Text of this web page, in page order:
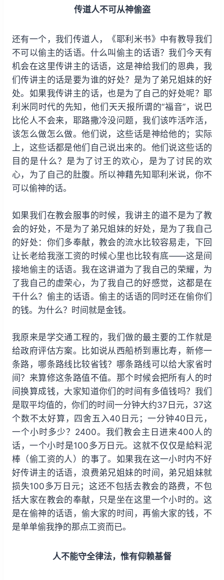
传道人不可从神偷盗
还有一个，我们传道人，《耶利米书》中有教导我们
不可以偷主的话语。什么叫偷主的话语？我们今天有
机会在这里传讲主的话语，这是神给我们的恩典，我
们传讲主的话是要为谁的好处？是为了弟兄姐妹的好
处。如果我传讲主的话，也是为了自己的好处呢？耶
利米同时代的先知，他们天天报所谓的“福音”，说巴
比伦人不会来，耶路撒冷没问题，我们该咋活咋活，
该怎么做怎么做。他们说，这些话是神给他的；实际
上，这些话都是他们自己说出来的。他们说这些话的
目的是什么？是为了讨王的欢心，是为了讨民的欢
心，为了自己的肚腹。所以神藉先知耶利米说，你不
可以偷神的话。
如果我们在教会服事的时候，我讲主的道不是为了教
会的好处，不是为了弟兄姐妹的好处，是为了我自己
的好处：你们多奉献，教会的流水比较容易走，下回
让长老给我涨工资的时候心里也比较有底——这是间
接地偷主的话语。我在这讲道为了我自己的荣耀，为
了我自己的虚荣心，为了我自己的好感觉，这都是在
干什么？偷主的话语。偷主的话语的同时还在偷你们
的钱。为什么？时间就是金钱。
我原来是学交通工程的，我们做的最主要的工作就是
给政府评估方案。比如说从西船桥到惠比寿，新修一
条路，哪条路线比较省钱？哪条路线可以给大家省时
间？来算修这条路值不值。那个时候会把所有人的时
间换算成钱，大家知道你们的时间有多值钱吗？我们
是取平均值的，你们的时间一分钟大约37日元，37这
个数不太好算，四舍五入40日元；一分钟40日元，
一个小时多少？2400。我们教会主日进来400人的
话，一个小时是100多万日元。这就不仅仅是給料泥
棒（偷工资的人）的事了。如果我在这一小时内不好
好传讲主的话语，浪费弟兄姐妹的时间，弟兄姐妹就
损失100多万日元；这还不包括去教会的路费，不包
括大家在教会的奉献，只是坐在这里一个小时的。这
是在偷神的话语，偷大家的时间，再偷大家的钱，不
是单单偷我挣的那点工资而已。
人不能守全律法，惟有仰赖基督